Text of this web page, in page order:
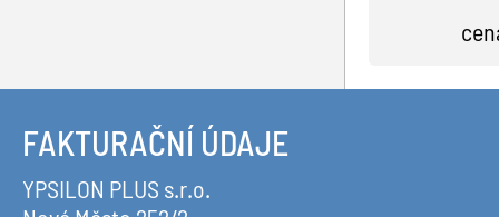
FAKTURAČNÍ ÚDAJE
YPSILON PLUS s.r.o.